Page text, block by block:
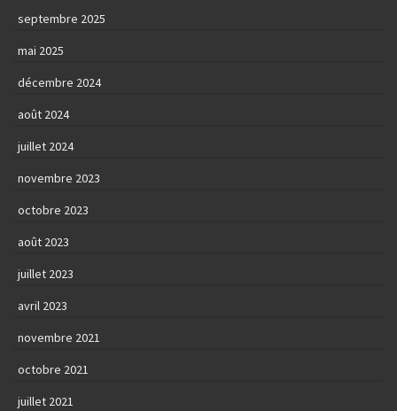
septembre 2025
mai 2025
décembre 2024
août 2024
juillet 2024
novembre 2023
octobre 2023
août 2023
juillet 2023
avril 2023
novembre 2021
octobre 2021
juillet 2021